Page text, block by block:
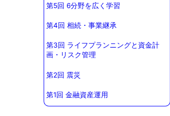
第5回 6分野を広く学習
第4回 相続・事業継承
第3回 ライフプランニングと資金計
画・リスク管理
第2回 震災
第1回 金融資産運用